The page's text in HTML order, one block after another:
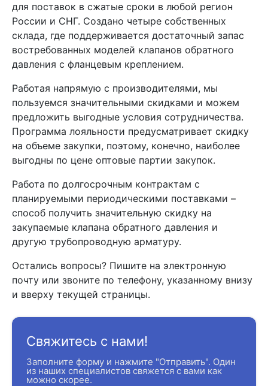
для поставок в сжатые сроки в любой регион
России и СНГ. Создано четыре собственных
склада, где поддерживается достаточный запас
востребованных моделей клапанов обратного
давления с фланцевым креплением.
Работая напрямую с производителями, мы
пользуемся значительными скидками и можем
предложить выгодные условия сотрудничества.
Программа лояльности предусматривает скидку
на объеме закупки, поэтому, конечно, наиболее
выгодны по цене оптовые партии закупок.
Работа по долгосрочным контрактам с
планируемыми периодическими поставками –
способ получить значительную скидку на
закупаемые клапана обратного давления и
другую трубопроводную арматуру.
Остались вопросы? Пишите на электронную
почту или звоните по телефону, указанному внизу
и вверху текущей страницы.
Свяжитесь с нами!
Заполните форму и нажмите "Отправить". Один
из наших специалистов свяжется с вами как
можно скорее.